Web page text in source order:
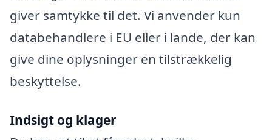
giver samtykke til det. Vi anvender kun
databehandlere i EU eller i lande, der kan
give dine oplysninger en tilstrækkelig
beskyttelse.
Indsigt og klager